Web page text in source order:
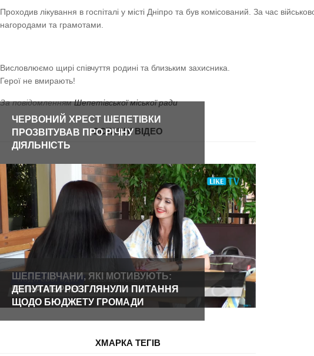
Проходив лікування в госпіталі у місті Дніпро та був комісований. За час
нагородами та грамотами.
Висловлюємо щирі співчуття родині та близьким захисника.
Герої не вмирають!
За повідомленнямШепетівської міської ради
ОСТАННІ ВІДЕО
ЧЕРВОНИЙ ХРЕСТ ШЕПЕТІВКИ
ПРОЗВІТУВАВ ПРО РІЧНУ
ДІЯЛЬНІСТЬ
ШЕПЕТІВЧАНИ, ЯКІ МОТИВУЮТЬ:
ІРИНА МЕРЛЕНІ
ДЕПУТАТИ РОЗГЛЯНУЛИ ПИТАННЯ
ЩОДО БЮДЖЕТУ ГРОМАДИ
ХМАРКА ТЕГІВ